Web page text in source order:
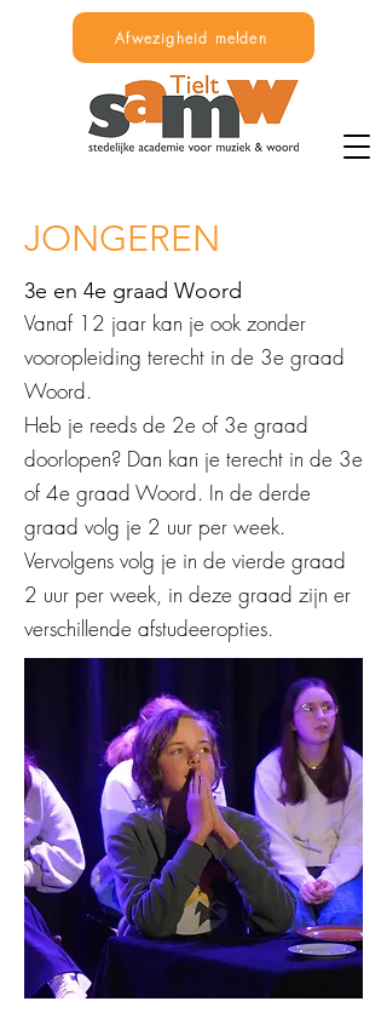
Afwezigheid melden
JONGEREN
3e en 4e graad Woord
Vanaf 12 jaar kan je ook zonder
vooropleiding terecht in de 3e graad
Woord.
Heb je reeds de 2e of 3e graad
doorlopen? Dan kan je terecht in de 3e
of 4e graad Woord. In de derde
graad volg je 2 uur per week.
Vervolgens volg je in de vierde graad
2 uur per week, in deze graad zijn er
verschillende afstudeeropties.